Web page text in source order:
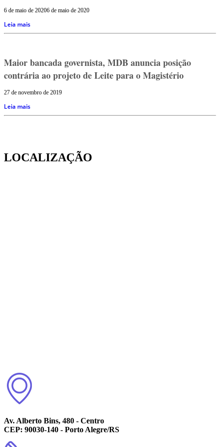
6 de maio de 20206 de maio de 2020
Leia mais
Maior bancada governista, MDB anuncia posição
contrária ao projeto de Leite para o Magistério
27 de novembro de 2019
Leia mais
LOCALIZAÇÃO
Av. Alberto Bins, 480 - Centro
CEP: 90030-140 - Porto Alegre/RS